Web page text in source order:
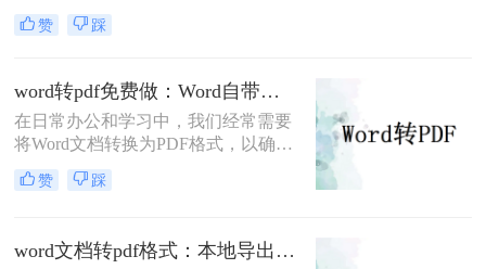
PDF格式因其跨平台兼容性、格式稳
定性和安全性而备受青睐。那么电脑
文将详细介绍三种将Word文档转换为
PDF的方法。
赞 踩
word转pdf免费做：Word自带导出和在线工具效果差在哪！
在日常办公和学习中，我们经常需要
将Word文档转换为PDF格式，以确保
文档的稳定性和兼容性，便于分享和
打印。那么word转pdf怎么转免费呢？
赞 踩
word文档转pdf格式：本地导出和在线工具怎么选！